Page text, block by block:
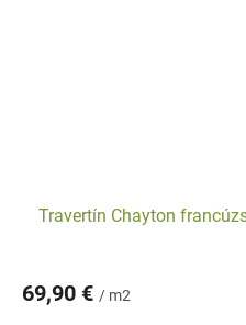
Travertín Chayton
69,90 € / m2